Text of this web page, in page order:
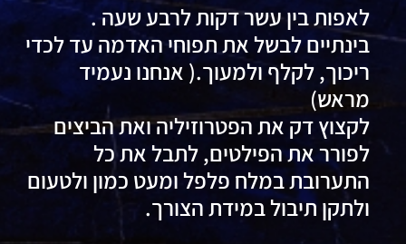
לאפות בין עשר דקות לרבע שעה .
בינתיים לבשל את תפוחי האדמה עד לכדי
ריכוך, לקלף ולמעוך.( אנחנו נעמיד
מראש)
לקצוץ דק את הפטרוזיליה ואת הביצים
לפורר את הפילטים, לתבל את כל
התערובת במלח פלפל ומעט כמון ולטעום
ולתקן תיבול במידת הצורך.